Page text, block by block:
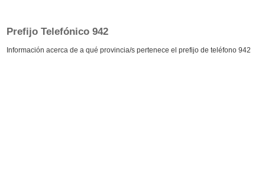
Prefijo Telefónico 942
Información acerca de a qué provincia/s pertenece el prefijo de teléfono 942